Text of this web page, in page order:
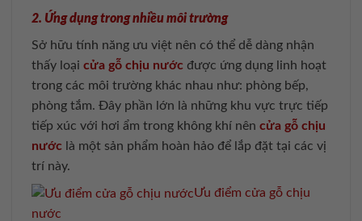
2. Ứng dụng trong nhiều môi trường
Sở hữu tính năng ưu việt nên có thể dễ dàng nhận
thấy loại cửa gỗ chịu nước được ứng dụng linh hoạt
trong các môi trường khác nhau như: phòng bếp,
phòng tắm. Đây phần lớn là những khu vực trực tiếp
tiếp xúc với hơi ẩm trong không khí nên cửa gỗ chịu
nước là một sản phẩm hoàn hảo để lắp đặt tại các vị
trí này.
Ưu điểm cửa gỗ chịu
nước